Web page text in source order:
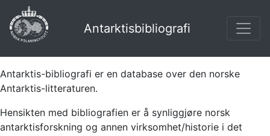
Antarktisbibliografi
Antarktis-bibliografi er en database over den norske
Antarktis-litteraturen.
Hensikten med bibliografien er å synliggjøre norsk
antarktisforskning og annen virksomhet/historie i det